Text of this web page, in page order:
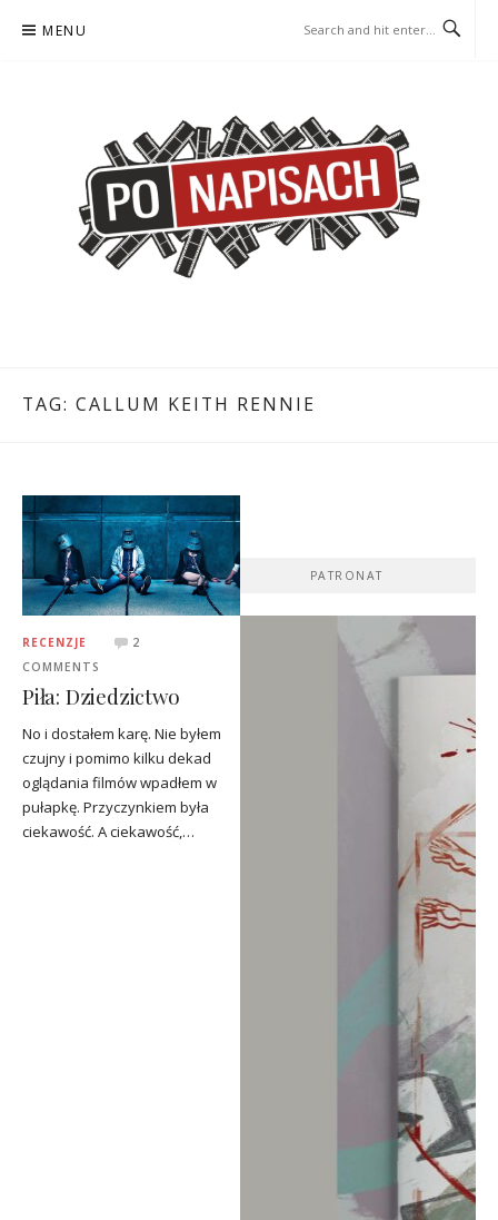
MENU
TAG: CALLUM KEITH RENNIE
RECENZJE
2
COMMENTS
Piła: Dziedzictwo
No i dostałem karę. Nie byłem
czujny i pomimo kilku dekad
oglądania filmów wpadłem w
pułapkę. Przyczynkiem była
ciekawość. A ciekawość,…
PATRONAT